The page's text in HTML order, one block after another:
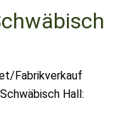
Fabrikverkauf
Hall: